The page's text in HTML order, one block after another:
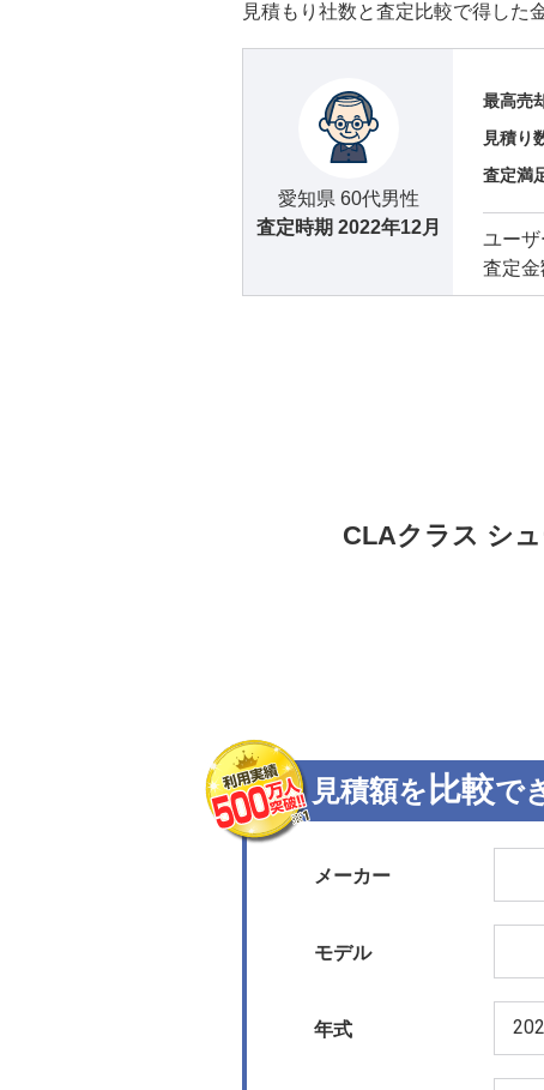
見積もり社数と査定比較で得した
愛知県 60代男性
査定時期 2022年12月
最高売
見積り
査定満
ユーザ
査定
CLAクラス シ
見積額を 比較で
メーカー
モデル
年式